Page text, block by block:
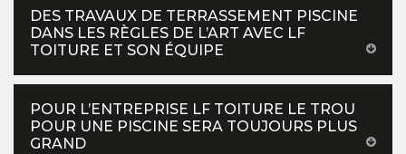
DES TRAVAUX DE TERRASSEMENT PISCINE
DANS LES RÈGLES DE L’ART AVEC LF
TOITURE ET SON ÉQUIPE
POUR L’ENTREPRISE LF TOITURE LE TROU
POUR UNE PISCINE SERA TOUJOURS PLUS
GRAND